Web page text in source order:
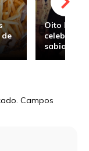
Oito
sabia
Campos